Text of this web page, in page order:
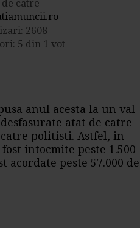
catre
2608
5 din 1 vot
anul acesta la un val
atat de catre
politisti. Astfel, in
intocmite peste 1.500
acordate peste 57.000 de